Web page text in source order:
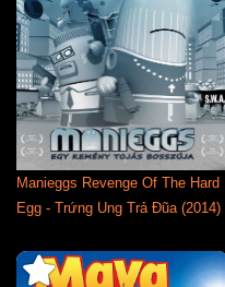
Manieggs Revenge Of The Hard
Egg - Trứng Ung Trả Đũa (2014)